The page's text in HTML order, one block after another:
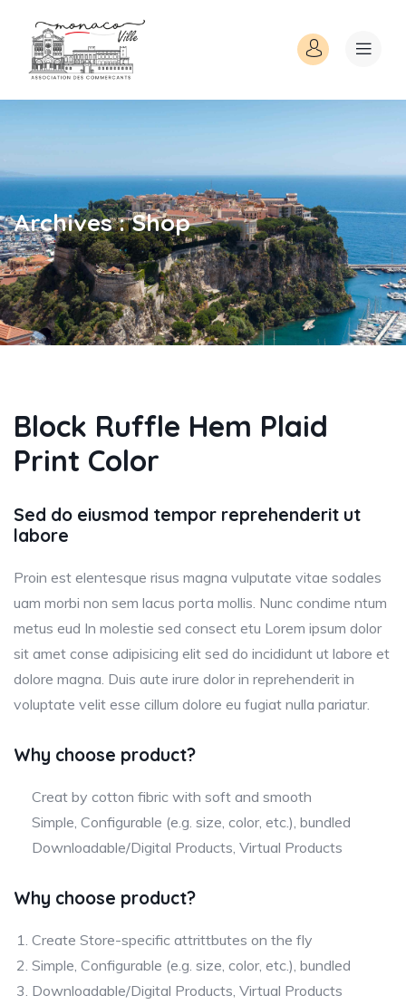
Archives :Shop
Block Ruffle Hem Plaid
Print Color
Sed do eiusmod tempor reprehenderit ut
labore
Proin est elentesque risus magna vulputate vitae sodales
uam morbi non sem lacus porta mollis. Nunc condime ntum
metus eud In molestie sed consect etu Lorem ipsum dolor
sit amet conse adipisicing elit sed do incididunt ut labore et
dolore magna. Duis aute irure dolor in reprehenderit in
voluptate velit esse cillum dolore eu fugiat nulla pariatur.
Why choose product?
Creat by cotton fibric with soft and smooth
Simple, Configurable (e.g. size, color, etc.), bundled
Downloadable/Digital Products, Virtual Products
Why choose product?
Create Store-specific attrittbutes on the fly
Simple, Configurable (e.g. size, color, etc.), bundled
Downloadable/Digital Products, Virtual Products